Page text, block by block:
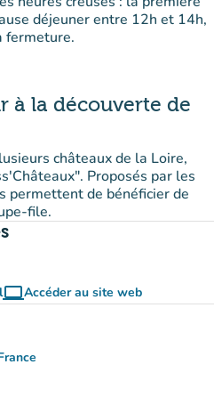
déjeuner entre 12h et 14h,
fermeture.
à la découverte de
châteaux de la Loire,
Proposés par les
permettent de bénéficier de
file.
computerAccéder au site web
(nouvel onglet)
Maps)